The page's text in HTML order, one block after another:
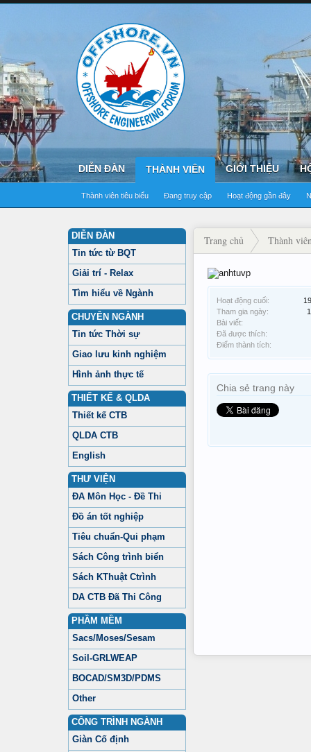
DIỄN ĐÀN THÀNH VIÊN
Thành viên tiêu biểu Đang truy cập Hoạt động gần đây
GIỚI THIỆU
DIỄN ĐÀN
Tin tức từ BQT
Giải trí - Relax
Tìm hiểu về Ngành
CHUYÊN NGÀNH
Tin tức Thời sự
Giao lưu kinh nghiệm
Hình ảnh thực tế
THIẾT KẾ & QLDA
Thiết kế CTB
QLDA CTB
English
THƯ VIỆN
ĐA Môn Học - Đề Thi
Đồ án tốt nghiệp
Tiêu chuẩn-Qui phạm
Sách Công trình biển
Sách KThuật Ctrình
DA CTB Đã Thi Công
PHẦM MỀM
Sacs/Moses/Sesam
Soil-GRLWEAP
BOCAD/SM3D/PDMS
Other
CÔNG TRÌNH NGÀNH
Giàn Cố định
Trang chủ Thành
Hoạt động cuối:
Tham gia ngày:
Bài viết:
Đã được thích:
Điểm thành tích:
Chia sẻ trang này